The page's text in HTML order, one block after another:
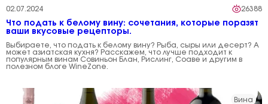
02.07.2024 26388
Что подать к белому вину: сочетания, которые поразят
ваши вкусовые рецепторы.
Выбираете, что подать к белому вину? Рыба, сыры или десерт? А
может азиатская кухня? Расскажем, что лучше подходит к
популярным винам Совиньон Блан, Рислинг, Соаве и другим в
полезном блоге WineZone.
Вина